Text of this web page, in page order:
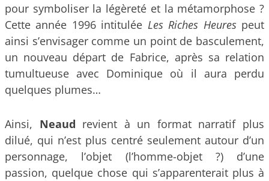
pour symboliser la légèreté et la métamorphose ?
Cette année 1996 intitulée Les Riches Heurespeut
ainsi s’envisager comme un point de basculement,
un nouveau départ de Fabrice, après sa relation
tumultueuse avec Dominique où il aura perdu
quelques plumes…
Ainsi, Neaud revient à un format narratif plus
dilué, qui n’est plus centré seulement autour d’un
personnage, l’objet (l’homme-objet ?) d’une
passion, quelque chose qui s’apparenterait plus à